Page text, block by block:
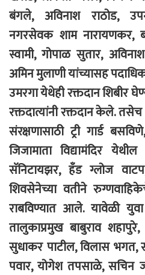
बंगले, अविनाश राठोड,
नगरसेवक शाम नारायणकर,
स्वामी, गोपाळ सुतार,
अमिन मुलाणी यांच्यासह
उमरगा येथेही रक्तदान
रक्तदात्यांनी रक्तदान केले.
संरक्षणासाठी ट्री गार्ड
जिजामाता विद्यामंदिर येथील
सॅनिटायझर, हँड ग्लोज
शिवसेनेच्या वतीने
राबविण्यात आले. यावेळी
तालुकाप्रमुख बाबुराव
सुधाकर पाटील, विलास भगत,
पवार, योगेश तपसाळे, सचिन